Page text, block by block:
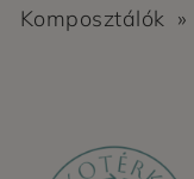
Komposztálók »